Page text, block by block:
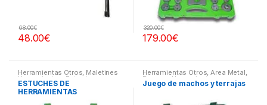
48.00€
68.00€
179.00€
320.00€
Herramientas Otros, Maletines
Herramientas, Extractores,
Compresímetros, otros
ESTUCHES DE
HERRAMIENTAS
Herramientas Otros,Area Metal,
Roscas, Herramientas ,
Maletines Herramientas,
Juego de machos y terrajas